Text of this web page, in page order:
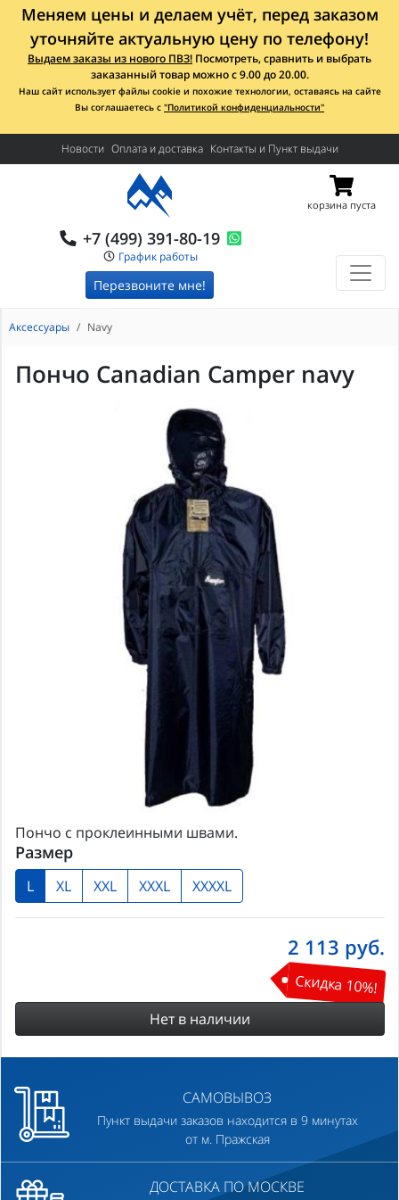
Меняем цены и делаем учёт, перед заказом
уточняйте актуальную цену по телефону!
Выдаем заказы из нового ПВЗ! Посмотреть, сравнить и выбрать
заказанный товар можно с 9.00 до 20.00.
Наш сайт использует файлы cookie и похожие технологии, оставаясь на сайте
Вы соглашаетесь с "Политикой конфиденциальности"
Новости Оплата и доставка Контакты и Пункт выдачи
+7 (499) 391-80-19
График работы
Перезвоните мне!
корзина пуста
Аксессуары Navy
Пончо Canadian Camper navy
Пончо с проклеинными швами.
Размер
L XL XXL XXXL XXXXL
2 113 руб.
Скидка 10%!
Нет в наличии
САМОВЫВОЗ
Пункт выдачи заказов находится в 9 минутах
от м. Пражская
ДОСТАВКА ПО МОСКВЕ